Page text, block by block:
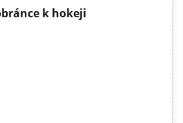
k hokeji